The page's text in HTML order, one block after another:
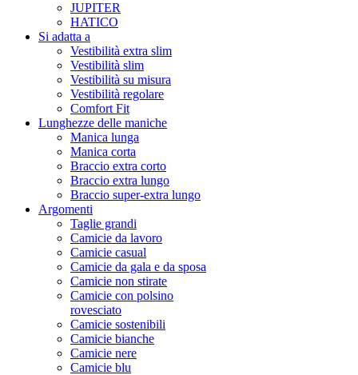
JUPITER
HATICO
Si adatta a
Vestibilità extra slim
Vestibilità slim
Vestibilità su misura
Vestibilità regolare
Comfort Fit
Lunghezze delle maniche
Manica lunga
Manica corta
Braccio extra corto
Braccio extra lungo
Braccio super-extra lungo
Argomenti
Taglie grandi
Camicie da lavoro
Camicie casual
Camicie da gala e da sposa
Camicie non stirate
Camicie con polsino
rovesciato
Camicie sostenibili
Camicie bianche
Camicie nere
Camicie blu